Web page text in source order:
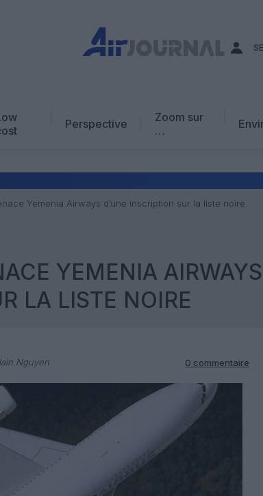
Perspective
Zoom sur
…
Avis d’expert
Yemenia Airways d’une inscription sur la liste noire
YEMENIA
LA LISTE NOIRE
Nguyen 0 commentaire